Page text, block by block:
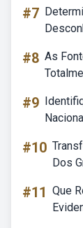
#7
#8 As
#9
#10
Dos
#11 Que